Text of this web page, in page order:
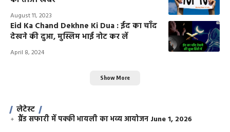
August 11, 2023
Eid Ka Chand Dekhne Ki Dua : ईद का चाँद
देखने की दुआ, मुस्लिम भाई नोट कर लें
April 8, 2024
Show More
लेटेस्ट
ग्रैंड सफारी में पक्की भायली का भव्य आयोजन June 1, 2026